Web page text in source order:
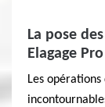
La pose
Elagage
Les